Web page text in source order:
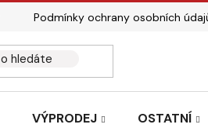
Podmínky ochrany osobních
VÝPRODEJ OSTATNÍ